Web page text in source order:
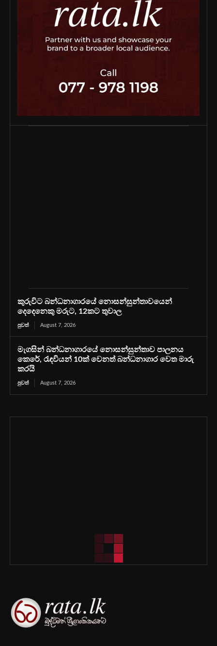
කුරුවිට බන්ධනාගාරයේ නොසන්සුන්තාවයෙන්
දෙදෙනෙකු මරුට, 12කට තුවාල
පුවත් August 7, 2026
මැගසින් බන්ධනාගාරයේ නොසන්සුන්තාව පාලනය
කෙරේ, රැඳවියන් 10ක් වෙනත් බන්ධනාගාර වෙත මාරු
කරයි
පුවත් August 7, 2026